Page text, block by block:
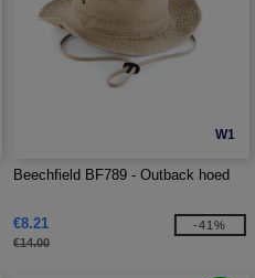
W1
Beechfield BF789 - Outback hoed
€8.21
€14.00
-41%